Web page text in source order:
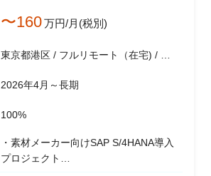
〜160万円/月(税別)
東京都港区 / フルリモート（在宅) / 六
2026年4月～長期
100%
・素材メーカー向けSAP S/4HANA導入
プロジェクト